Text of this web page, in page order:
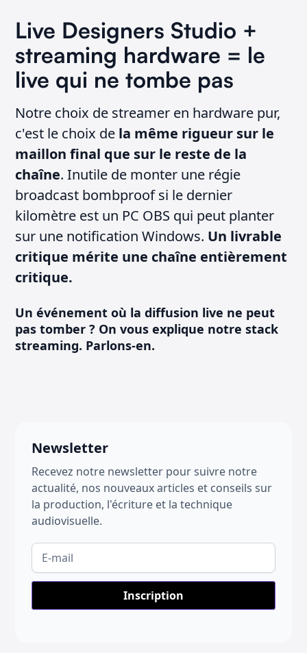
Live Designers Studio +
streaming hardware = le
live qui ne tombe pas
Notre choix de streamer en hardware pur,
c'est le choix de la même rigueur sur le
maillon final que sur le reste de la
chaîne. Inutile de monter une régie
broadcast bombproof si le dernier
kilomètre est un PC OBS qui peut planter
sur une notification Windows. Un livrable
critique mérite une chaîne entièrement
critique.
Un événement où la diffusion live ne peut
pas tomber ? On vous explique notre stack
streaming. Parlons-en.
Newsletter
Recevez notre newsletter pour suivre notre
actualité, nos nouveaux articles et conseils sur
la production, l'écriture et la technique
audiovisuelle.